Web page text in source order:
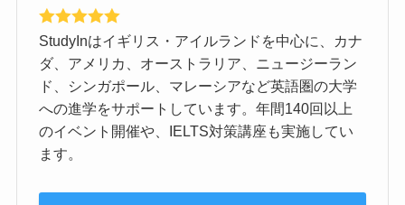
StudyInはイギリス・アイルランドを中心に、カナ
ダ、アメリカ、オーストラリア、ニュージーラン
ド、シンガポール、マレーシアなど英語圏の大学
への進学をサポートしています。年間140回以上
のイベント開催や、IELTS対策講座も実施してい
ます。